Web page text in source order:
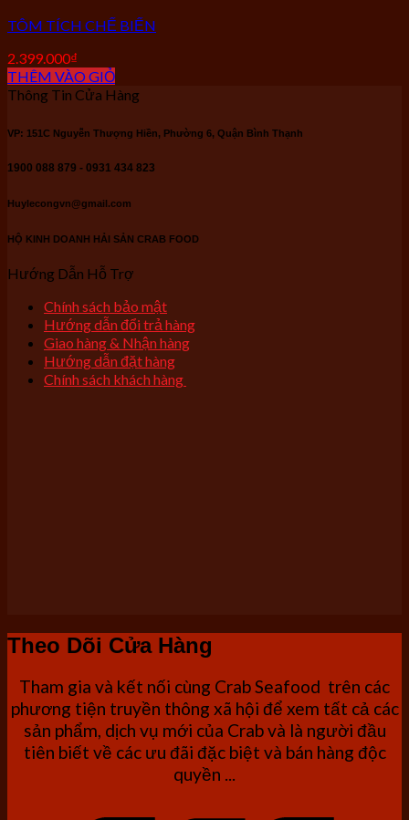
TÔM TÍCH CHẾ BIẾN
2.399.000₫
THÊM VÀO GIỎ
Thông Tin Cửa Hàng
VP: 151C Nguyễn Thượng Hiền, Phường 6, Quận Bình Thạnh
1900 088 879 - 0931 434 823
Huylecongvn@gmail.com
HỘ KINH DOANH HẢI SẢN CRAB FOOD
Hướng Dẫn Hỗ Trợ
Chính sách bảo mật
Hướng dẫn đổi trả hàng
Giao hàng & Nhận hàng
Hướng dẫn đặt hàng
Chính sách khách hàng
Theo Dõi Cửa Hàng
Tham gia và kết nối cùng Crab Seafood trên các
phương tiện truyền thông xã hội để xem tất cả các
sản phẩm, dịch vụ mới của Crab và là người đầu
tiên biết về các ưu đãi đặc biệt và bán hàng độc
quyền ...